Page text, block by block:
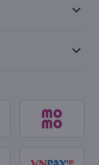
keyboard_arrow_down
keyboard_arrow_down